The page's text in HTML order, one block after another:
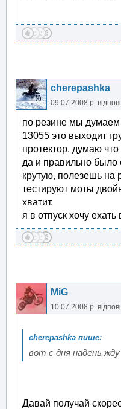
cherepashka
09.07.2008 р.
по резине мы думаем
13055 это выходит
протектор. думаю что
да и правильно было
крутую, полезешь на
тестируют моты
хватит.
я в отпуск хочу
MiG
10.07.2008 р.
вот с дня надень
Давай получай